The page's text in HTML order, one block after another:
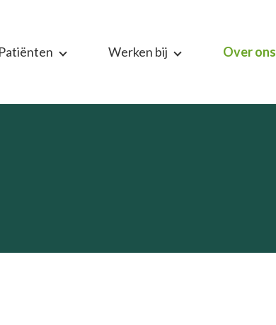
Patiënten Werken bij Over ons